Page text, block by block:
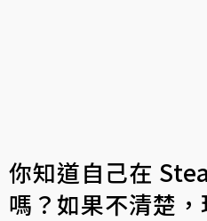
你知道自己在
嗎？如果不清楚